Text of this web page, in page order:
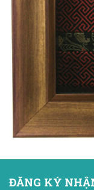
ĐĂNG KÝ